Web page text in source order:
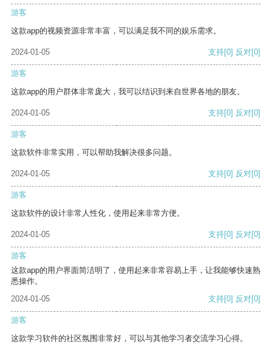
游客
这款app的视频资源非常丰富，可以满足我不同的娱乐需求。
2024-01-05 支持[0] 反对[0]
游客
这款app的用户群体非常庞大，我可以结识到来自世界各地的朋友。
2024-01-05 支持[0] 反对[0]
游客
这款软件非常实用，可以帮助我解决很多问题。
2024-01-05 支持[0] 反对[0]
游客
这款软件的设计非常人性化，使用起来非常方便。
2024-01-05 支持[0] 反对[0]
游客
这款app的用户界面简洁明了，使用起来非常容易上手，让我能够快速熟
悉操作。
2024-01-05
支持[0] 反对[0]
游客
这款学习软件的社区氛围非常好，可以与其他学习者交流学习心得。